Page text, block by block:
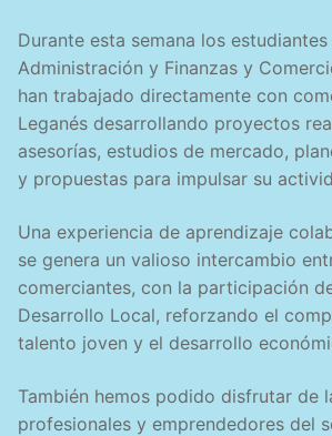
Durante esta semana los estudiantes
Administración y Finanzas y
han trabajado directamente con
Leganés desarrollando proyectos
asesorías, estudios de mercado,
y propuestas para impulsar su
Una experiencia de aprendizaje
se genera un valioso intercambio
comerciantes, con la participación
Desarrollo Local, reforzando el
talento joven y el desarrollo
También hemos podido disfrutar de
profesionales y emprendedores del